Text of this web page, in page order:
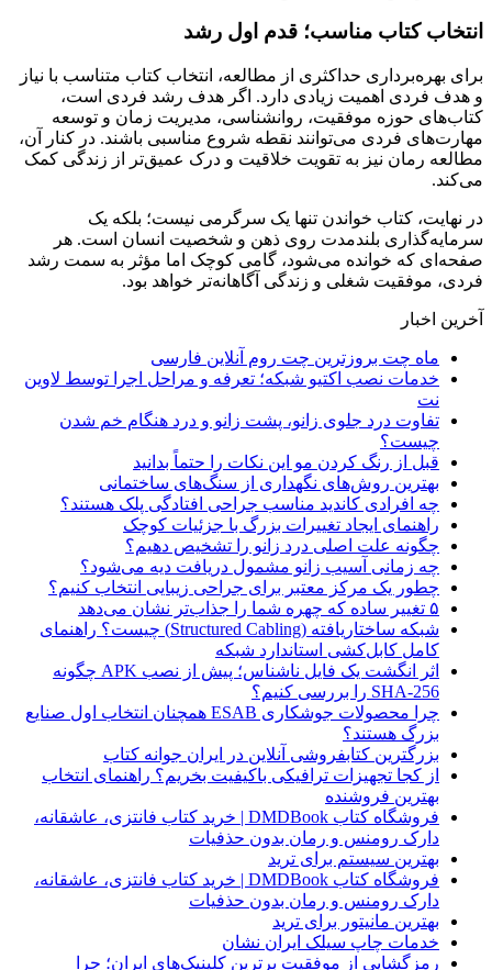
انتخاب کتاب مناسب؛ قدم اول رشد
برای بهره‌برداری حداکثری از مطالعه، انتخاب کتاب متناسب با نیاز
و هدف فردی اهمیت زیادی دارد. اگر هدف رشد فردی است،
کتاب‌های حوزه موفقیت، روانشناسی، مدیریت زمان و توسعه
مهارت‌های فردی می‌توانند نقطه شروع مناسبی باشند. در کنار آن،
مطالعه رمان نیز به تقویت خلاقیت و درک عمیق‌تر از زندگی کمک
می‌کند.
در نهایت، کتاب خواندن تنها یک سرگرمی نیست؛ بلکه یک
سرمایه‌گذاری بلندمدت روی ذهن و شخصیت انسان است. هر
صفحه‌ای که خوانده می‌شود، گامی کوچک اما مؤثر به سمت رشد
فردی، موفقیت شغلی و زندگی آگاهانه‌تر خواهد بود.
آخرین اخبار
ماه چت بروزترین چت روم آنلاین فارسی
خدمات نصب اکتیو شبکه؛ تعرفه و مراحل اجرا توسط لاوین
نت
تفاوت درد جلوی زانو، پشت زانو و درد هنگام خم شدن
چیست؟
قبل از رنگ کردن مو این نکات را حتماً بدانید
بهترین روش‌های نگهداری از سنگ‌های ساختمانی
چه افرادی کاندید مناسب جراحی افتادگی پلک هستند؟
راهنمای ایجاد تغییرات بزرگ با جزئیات کوچک
چگونه علت اصلی درد زانو را تشخیص دهیم؟
چه زمانی آسیب زانو مشمول دریافت دیه می‌شود؟
چطور یک مرکز معتبر برای جراحی زیبایی انتخاب کنیم؟
۵ تغییر ساده که چهره شما را جذاب‌تر نشان می‌دهد
شبکه ساختاریافته (Structured Cabling) چیست؟ راهنمای
کامل کابل‌کشی استاندارد شبکه
اثر انگشت یک فایل ناشناس؛ پیش از نصب APK چگونه
SHA-256 را بررسی کنیم؟
چرا محصولات جوشکاری ESAB همچنان انتخاب اول صنایع
بزرگ هستند؟
بزرگترین کتابفروشی آنلاین در ایران جوانه کتاب
از کجا تجهیزات ترافیکی باکیفیت بخریم؟ راهنمای انتخاب
بهترین فروشنده
فروشگاه کتاب DMDBook | خرید کتاب فانتزی، عاشقانه،
دارک رومنس و رمان بدون حذفیات
بهترین سیستم برای ترید
فروشگاه کتاب DMDBook | خرید کتاب فانتزی، عاشقانه،
دارک رومنس و رمان بدون حذفیات
بهترین مانیتور برای ترید
خدمات چاپ سیلک ایران نشان
رمزگشایی از موفقیت برترین کلینیک‌های ایران؛ چرا